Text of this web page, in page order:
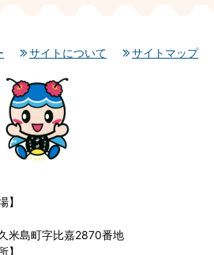
サイトについて サイトマップ
】
米島町字比嘉2870番地
】